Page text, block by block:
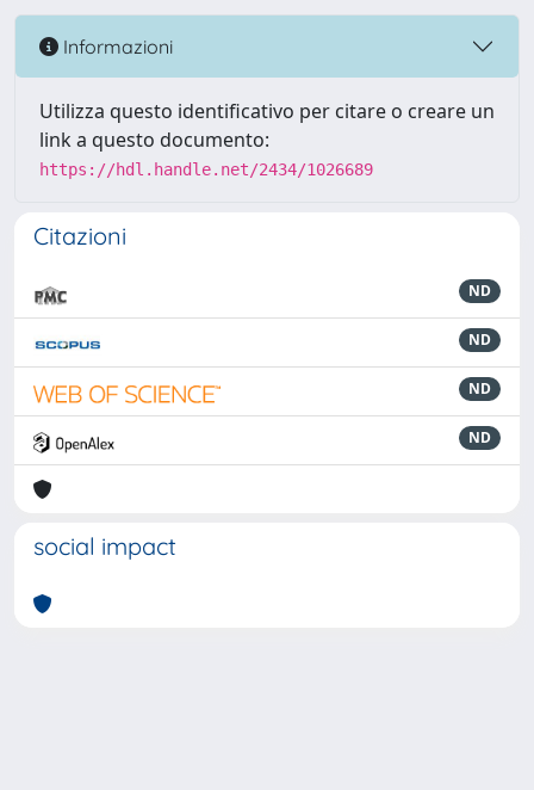
Informazioni
Utilizza questo identificativo per citare o creare un
link a questo documento:
https://hdl.handle.net/2434/1026689
Citazioni
ND
ND
ND
ND
social impact